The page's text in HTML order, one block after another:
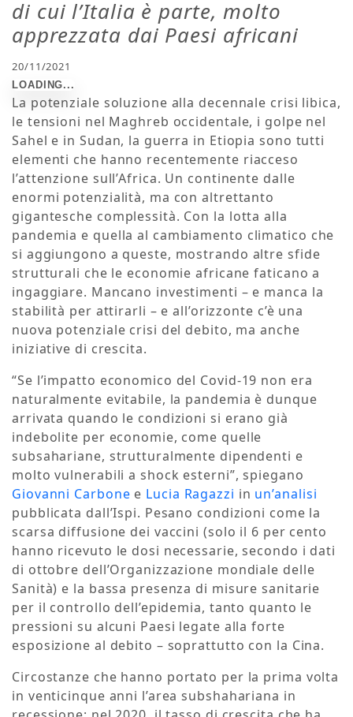
di cui l’Italia è parte, molto
apprezzata dai Paesi africani
20/11/2021
La potenziale soluzione alla decennale crisi libica,
le tensioni nel Maghreb occidentale, i golpe nel
Sahel e in Sudan, la guerra in Etiopia sono tutti
elementi che hanno recentemente riacceso
l’attenzione sull’Africa. Un continente dalle
enormi potenzialità, ma con altrettanto
gigantesche complessità. Con la lotta alla
pandemia e quella al cambiamento climatico che
si aggiungono a queste, mostrando altre sfide
strutturali che le economie africane faticano a
ingaggiare. Mancano investimenti – e manca la
stabilità per attirarli – e all’orizzonte c’è una
nuova potenziale crisi del debito, ma anche
iniziative di crescita.
“Se l’impatto economico del Covid-19 non era
naturalmente evitabile, la pandemia è dunque
arrivata quando le condizioni si erano già
indebolite per economie, come quelle
subsahariane, strutturalmente dipendenti e
molto vulnerabili a shock esterni”, spiegano
Giovanni Carbone e Lucia Ragazzi in un’analisi
pubblicata dall’Ispi. Pesano condizioni come la
scarsa diffusione dei vaccini (solo il 6 per cento
hanno ricevuto le dosi necessarie, secondo i dati
di ottobre dell’Organizzazione mondiale delle
Sanità) e la bassa presenza di misure sanitarie
per il controllo dell’epidemia, tanto quanto le
pressioni su alcuni Paesi legate alla forte
esposizione al debito – soprattutto con la Cina.
Circostanze che hanno portato per la prima volta
in venticinque anni l’area subshahariana in